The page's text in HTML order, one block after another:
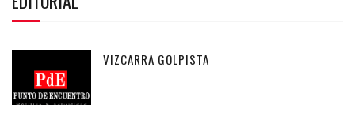
VIZCARRA GOLPISTA